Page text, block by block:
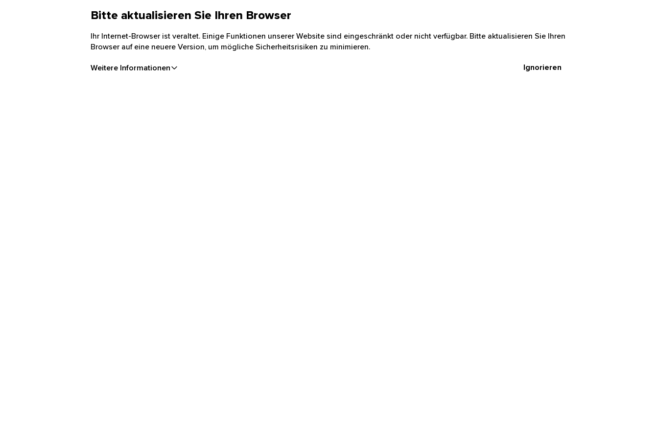
Bitte aktualisieren Sie Ihren Browser
Ihr Internet-Browser ist veraltet. Einige Funktionen unserer Website sind eingeschränkt oder nicht verfügbar. Bitte aktualisieren Sie Ihren
Browser auf eine neuere Version, um mögliche Sicherheitsrisiken zu minimieren.
Weitere Informationen Ignorieren